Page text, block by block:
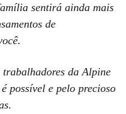
sentirá ainda mais
de
da Alpine
possível e pelo precioso